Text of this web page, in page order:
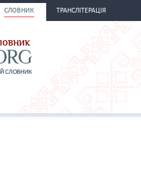
СЛОВНИК ТРАНСЛІТЕРАЦІЯ